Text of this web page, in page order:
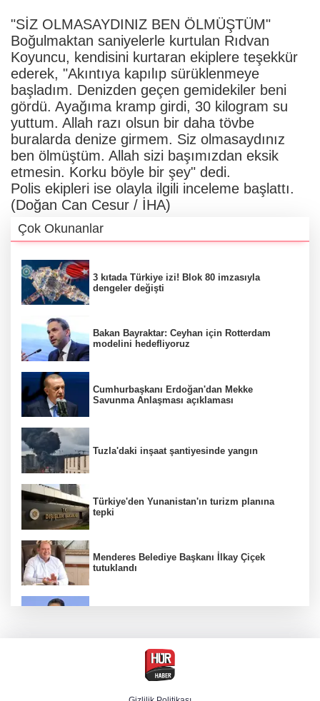
"SİZ OLMASAYDINIZ BEN ÖLMÜŞTÜM"
Boğulmaktan saniyelerle kurtulan Rıdvan
Koyuncu, kendisini kurtaran ekiplere teşekkür
ederek, "Akıntıya kapılıp sürüklenmeye
başladım. Denizden geçen gemidekiler beni
gördü. Ayağıma kramp girdi, 30 kilogram su
yuttum. Allah razı olsun bir daha tövbe
buralarda denize girmem. Siz olmasaydınız
ben ölmüştüm. Allah sizi başımızdan eksik
etmesin. Korku böyle bir şey" dedi.
Polis ekipleri ise olayla ilgili inceleme başlattı.
(Doğan Can Cesur / İHA)
Çok Okunanlar
3 kıtada Türkiye izi! Blok 80 imzasıyla
dengeler değişti
Bakan Bayraktar: Ceyhan için Rotterdam
modelini hedefliyoruz
Cumhurbaşkanı Erdoğan'dan Mekke
Savunma Anlaşması açıklaması
Tuzla'daki inşaat şantiyesinde yangın
Türkiye'den Yunanistan'ın turizm planına
tepki
Menderes Belediye Başkanı İlkay Çiçek
tutuklandı
Hür Ağbaba soruşturmasında MASAK para
hareketlerini inceledi